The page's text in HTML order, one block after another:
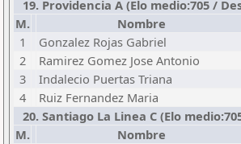
19. Providencia A (Elo medio:705 /
M.
Nombre
1
Gonzalez Rojas Gabriel
2
Ramirez Gomez Jose Antonio
3
Indalecio Puertas Triana
4
Ruiz Fernandez Maria
20. Santiago La Linea C (Elo
M.
Nombre